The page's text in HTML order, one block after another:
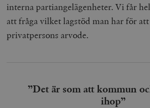
interna partiangelägenheter. Vi får
att fråga vilket lagstöd man har för
privatpersons arvode.
”Det är som att kommun
ihop”